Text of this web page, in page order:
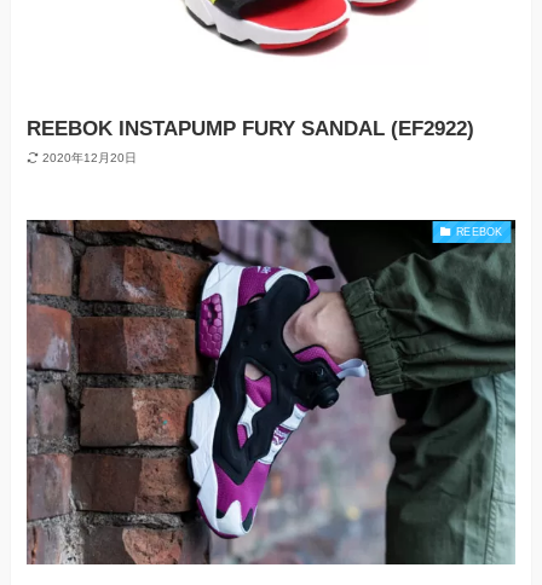
REEBOK INSTAPUMP FURY SANDAL (EF2922)
2020年12月20日
REEBOK